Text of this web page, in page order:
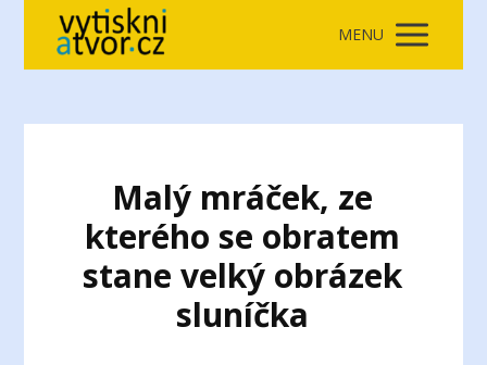
MENU
Malý mráček, ze
kterého se obratem
stane velký obrázek
sluníčka